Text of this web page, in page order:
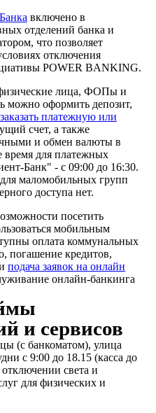
включено в
отделений банка и
что позволяет
отключения
POWER BANKING.
лица, ФОПы и
можно оформить депозит,
заказать платежную или
счет, а также
и обмен валюты в
время для платежных
Банк" - с 09:00 до 16:30.
маломобильных групп
доступа нет.
посетить
мобильным
оплата коммунальных
погашение кредитов,
подача заявок на онлайн
онлайн-банкинга
и сервисов
(с банкоматом), улица
с 9:00 до 18.15 (касса до
света и
для физических и